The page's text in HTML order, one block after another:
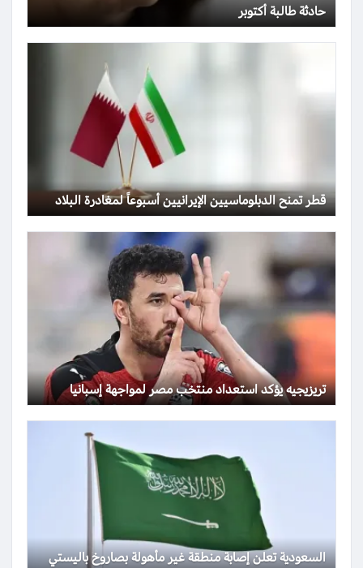
حادثة طالبة أكتوبر
قطر تمنح الدبلوماسيين الإيرانيين أسبوعاً لمغادرة البلاد
تريزيجيه يؤكد استعداد منتخب مصر لمواجهة إسبانيا
السعودية تعلن إصابة منطقة غير مأهولة بصاروخ باليستي